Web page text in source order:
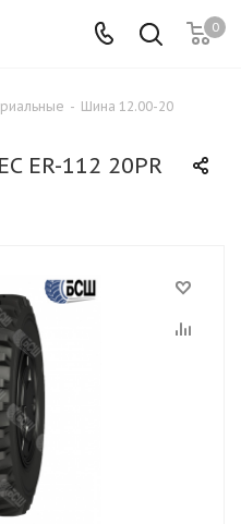
0
- Шина 12.00-20
ER-112 20PR